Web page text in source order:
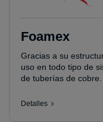
Foamex
Gracias a su
uso en todo tipo de
de tuberías de cobre.
Detalles